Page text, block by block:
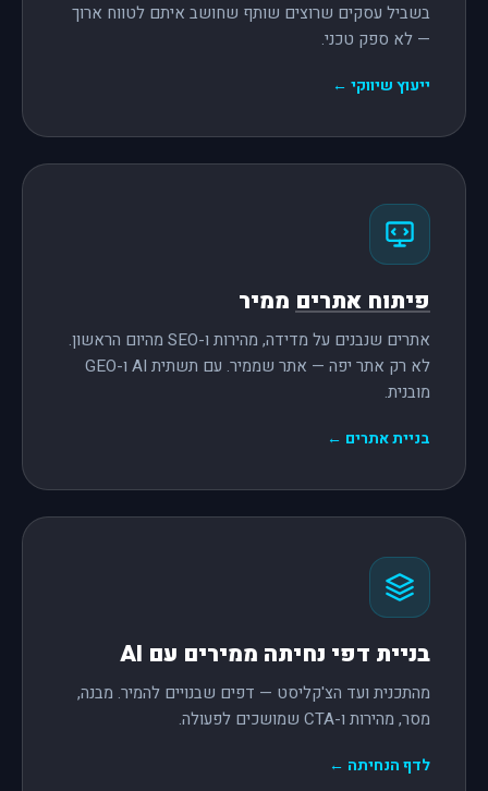
בשביל עסקים שרוצים שותף שחושב איתם לטווח ארוך
— לא ספק טכני.
ייעוץ שיווקי ←
פיתוח אתרים ממיר
אתרים שנבנים על מדידה, מהירות ו-SEO מהיום הראשון.
לא רק אתר יפה — אתר שממיר. עם תשתית AI ו-GEO
מובנית.
בניית אתרים ←
בניית דפי נחיתה ממירים עם AI
מהתכנית ועד הצ'קליסט — דפים שבנויים להמיר. מבנה,
מסר, מהירות ו-CTA שמושכים לפעולה.
לדף הנחיתה ←